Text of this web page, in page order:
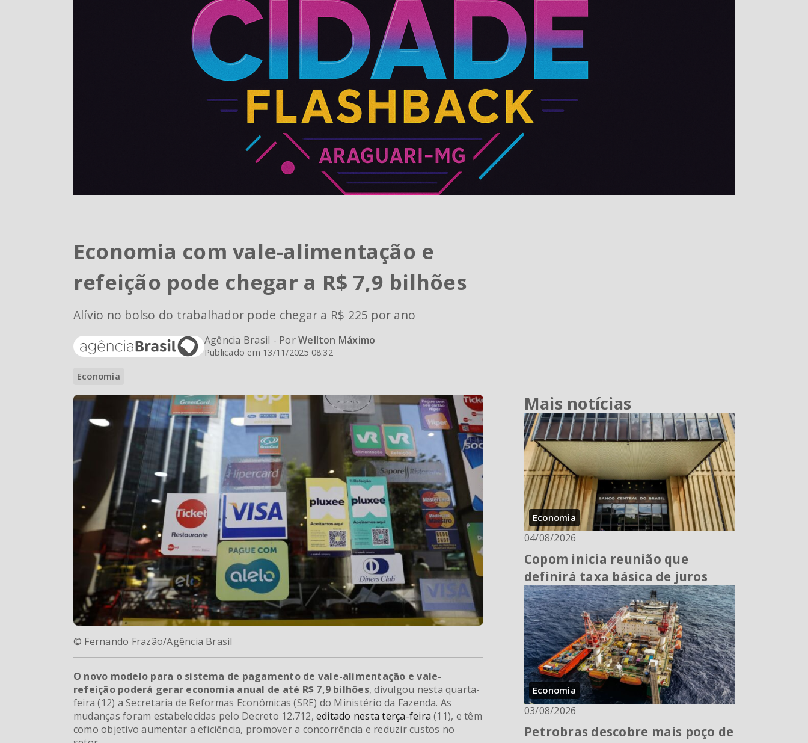
Economia com vale-alimentação e
refeição pode chegar a R$ 7,9 bilhões
Alívio no bolso do trabalhador pode chegar a R$ 225 por ano
Agência Brasil - PorWellton Máximo
Publicado em 13/11/2025 08:32
Economia
© Fernando Frazão/Agência Brasil
O novo modelo para o sistema de pagamento de vale-alimentação e vale-
refeição poderá gerar economia anual de até R$ 7,9 bilhões, divulgou nesta quarta-
feira (12) a Secretaria de Reformas Econômicas (SRE) do Ministério da Fazenda. As
mudanças foram estabelecidas pelo Decreto 12.712, editado nesta terça-feira (11), e têm
como objetivo aumentar a eficiência, promover a concorrência e reduzir custos no
Mais notícias
Economia
04/08/2026
Copom inicia reunião que
definirá taxa básica de juros
Economia
03/08/2026
Petrobras descobre mais poço de